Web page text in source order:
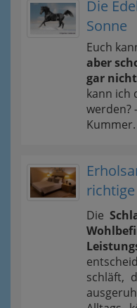
Die
Sonne
Euch
aber
gar
kann ich
werden?
Kummer.
Die
schläft,